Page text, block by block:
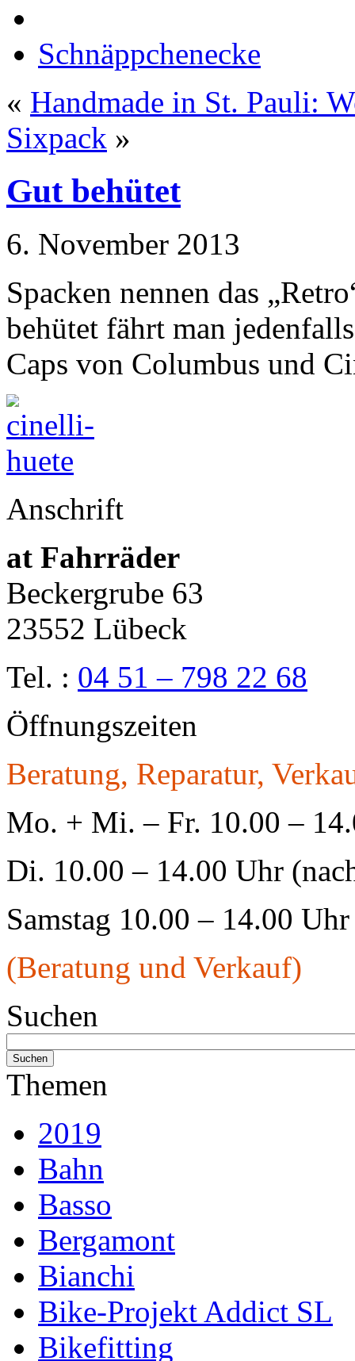
Schnäppchenecke
« Handmade in St. Pauli:
Sixpack »
Gut behütet
6. November 2013
Spacken nennen das
behütet fährt man
Caps von Columbus und
Anschrift
at Fahrräder
Beckergrube 63
23552 Lübeck
Tel. : 04 51 – 798 22 68
Öffnungszeiten
Beratung, Reparatur,
Mo. + Mi. – Fr. 10.00 –
Di. 10.00 – 14.00 Uhr
Samstag 10.00 – 14.00 Uhr
(Beratung und Verkauf)
Suchen
Themen
2019
Bahn
Basso
Bergamont
Bianchi
Bike-Projekt Addict SL
Bikefitting